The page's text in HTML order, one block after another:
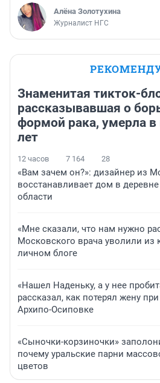
Алёна Золотухина
Журналист НГС
Знаменитая тикток-
рассказывавшая о
формой рака, умерла в
лет
12 часов 7 164 28
«Вам зачем он?»: дизайнер из
восстанавливает дом в
области
«Мне сказали, что нам нужно
Московского врача уволили из
личном блоге
«Нашел Наденьку, а у нее
рассказал, как потерял жену
Архипо-Осиповке
«Сыночки-корзиночки»
почему уральские парни
цветов